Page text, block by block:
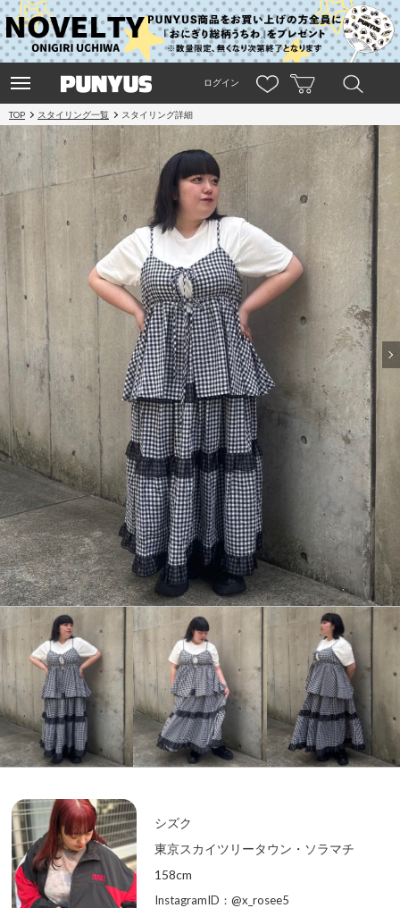
ログイン
TOP スタイリング一覧 スタイリング詳細
シズク
東京スカイツリータウン・ソラマチ
158cm
InstagramID：@x_rosee5